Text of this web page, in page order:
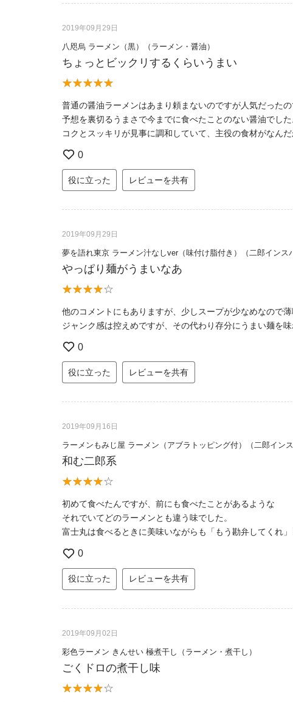
2019年09月29日
八咫烏 ラーメン（黒）（ラーメン・醤油）
ちょっとビックリするくらいうまい
普通の醤油ラーメンはあまり頼まないのですが人気だったの
予想を裏切るうまさで今までに食べたことのない醤油でした
コクとスッキリが見事に調和していて、主役の食材がなん
0
役に立った レビューを共有
2019年09月29日
夢を語れ東京 ラーメン汁なしver（味付け脂付き）（二郎インス
やっぱり麺がうまいなあ
他のコメントにもありますが、少しスープが少なめなので薄
ジャンク感は控えめですが、その代わり存分にうまい麺を味
0
役に立った レビューを共有
2019年09月16日
ラーメンもみじ屋 ラーメン（アブラトッピング付）（二郎イン
和む二郎系
初めて食べたんですが、前にも食べたことがあるような
それでいてどのラーメンとも違う味でした。
富士丸は食べるときに美味いながらも「もう勘弁してくれ
0
役に立った レビューを共有
2019年09月02日
彩色ラーメン きんせい 極煮干し（ラーメン・煮干し）
ごくドロの煮干し味